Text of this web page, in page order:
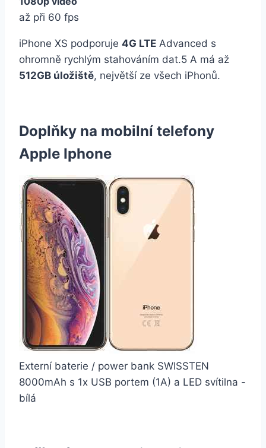
až při 60 fps
iPhone XS podporuje 4G LTE Advanced s
ohromně rychlým stahováním dat.5 A má až
512GB úložiště, největší ze všech iPhonů.
Doplňky na mobilní telefony
Apple Iphone
Externí baterie / power bank SWISSTEN
8000mAh s 1x USB portem (1A) a LED svítilna -
bílá